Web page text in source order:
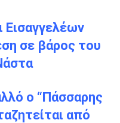
σε βάρος του
ο “Πάσσαρης
από